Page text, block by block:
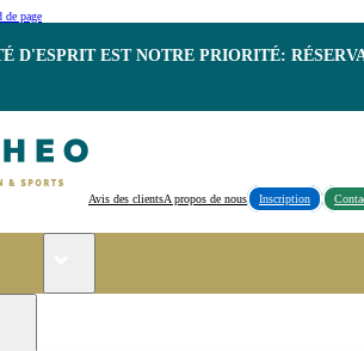
de page
D'ESPRIT EST NOTRE PRIORITÉ:
Avis des clientsA propos de nous Inscription